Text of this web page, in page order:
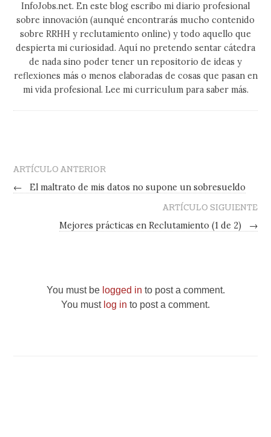
InfoJobs.net. En este blog escribo mi diario profesional
sobre innovación (aunqué encontrarás mucho contenido
sobre RRHH y reclutamiento online) y todo aquello que
despierta mi curiosidad. Aquí no pretendo sentar cátedra
de nada sino poder tener un repositorio de ideas y
reflexiones más o menos elaboradas de cosas que pasan en
mi vida profesional. Lee mi curriculum para saber más.
ARTÍCULO ANTERIOR
←
El maltrato de mis datos no supone un sobresueldo
ARTÍCULO SIGUIENTE
Mejores prácticas en Reclutamiento (1 de 2)
→
You must be logged in to post a comment.
You must log in to post a comment.